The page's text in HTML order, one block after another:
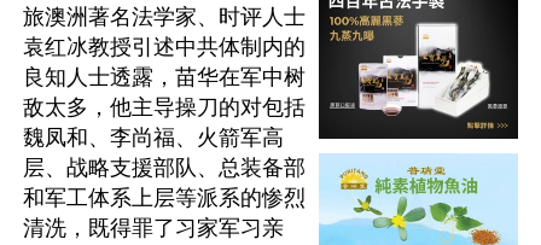
旅澳洲著名法学家、时评人士
袁红冰教授引述中共体制内的
良知人士透露，苗华在军中树
敌太多，他主导操刀的对包括
魏凤和、李尚福、火箭军高
层、战略支援部队、总装备部
和军工体系上层等派系的惨烈
清洗，既得罪了习家军习亲